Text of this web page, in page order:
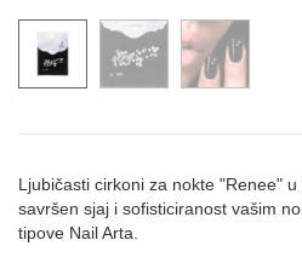
Ljubičasti cirkoni za nokte "Renee"
savršen sjaj i sofisticiranost vašim
tipove Nail Arta.